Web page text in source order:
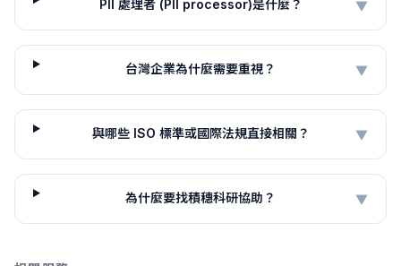
PII 處理者 (PII processor)是什麼？ ▼
台灣企業為什麼需要重視？ ▼
與哪些 ISO 標準或國際法規直接相關？ ▼
為什麼要找積穗科研協助？ ▼